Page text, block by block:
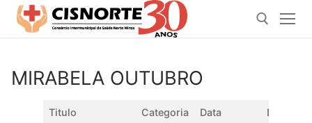
Pular
para
Pesquisar por:
MIRABELA OUTUBRO
Titulo Categoria Data